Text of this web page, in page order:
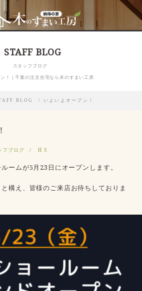
STAFF BLOG
スタッフブログ
！｜千葉の注文住宅なら木のすまい工房
BLOG いよいよオープン！
フブログ H S
ームが5月23日にオープンします。
構え、皆様のご来店お待ちしておりま